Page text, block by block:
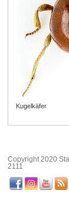
Kugelkäfer
Copyright 2020
2111